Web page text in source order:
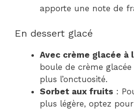
apporte une note de
En dessert glacé
Avec crème glacée à
boule de crème
plus l’onctuosité.
Sorbet aux fruits :
plus légère, optez